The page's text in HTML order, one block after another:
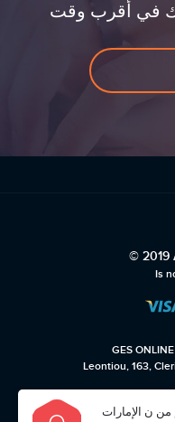
© 2019
Is
GES
Leontiou, 163,
من ن الإمارات